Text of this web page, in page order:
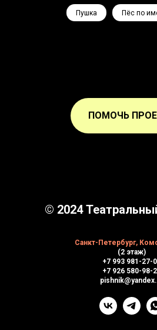
Пушка Пёс по
ПОМОЧЬ
© 2024
Санкт-Петербург,
(2 этаж)
+7 993 981-27-
+7 926 580-98-